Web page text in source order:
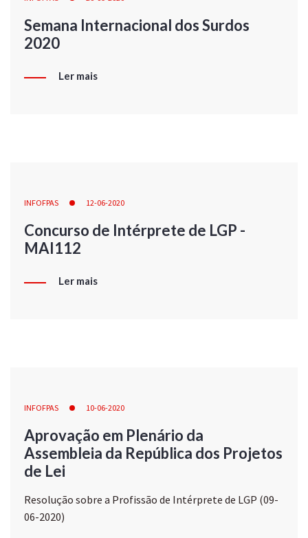
Semana Internacional dos Surdos
2020
Ler mais
INFOFPAS 12-06-2020
Concurso de Intérprete de LGP -
MAI112
Ler mais
INFOFPAS 10-06-2020
Aprovação em Plenário da
Assembleia da República dos Projetos
de Lei
Resolução sobre a Profissão de Intérprete de LGP (09-
06-2020)